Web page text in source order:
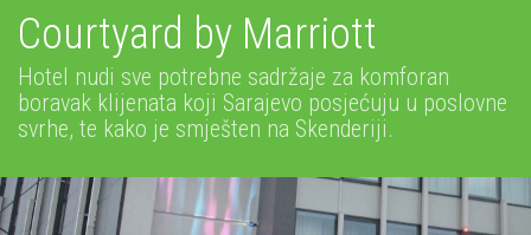
Courtyard by Marriott
Hotel nudi sve potrebne sadržaje za komforan
boravak klijenata koji Sarajevo posjećuju u poslovne
svrhe, te kako je smješten na Skenderiji.